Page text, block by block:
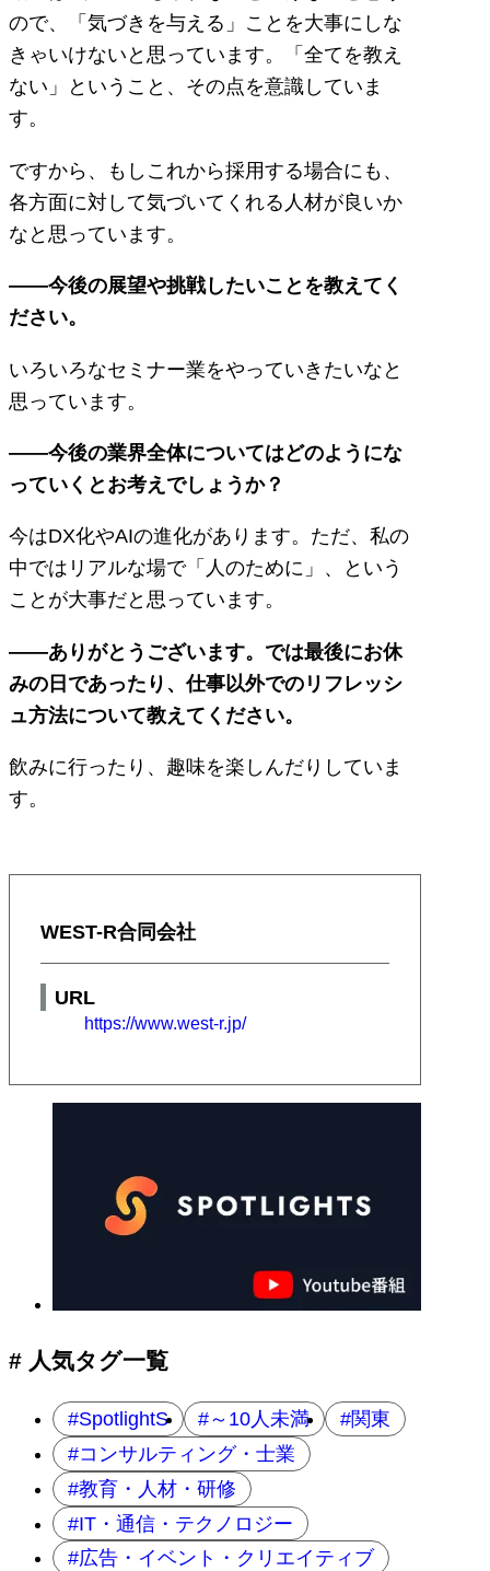
ので、「気づきを与える」ことを大事にしな
きゃいけないと思っています。「全てを教え
ない」ということ、その点を意識していま
す。
ですから、もしこれから採用する場合にも、
各方面に対して気づいてくれる人材が良いか
なと思っています。
――今後の展望や挑戦したいことを教えてく
ださい。
いろいろなセミナー業をやっていきたいなと
思っています。
――今後の業界全体についてはどのようにな
っていくとお考えでしょうか？
今はDX化やAIの進化があります。ただ、私の
中ではリアルな場で「人のために」、という
ことが大事だと思っています。
――ありがとうございます。では最後にお休
みの日であったり、仕事以外でのリフレッシ
ュ方法について教えてください。
飲みに行ったり、趣味を楽しんだりしていま
す。
WEST-R合同会社
URL
https://www.west-r.jp/
# 人気タグ一覧
SpotlightS ～10人未満
関東
コンサルティング・士業
教育・人材・研修
IT・通信・テクノロジー
広告・イベント・クリエイティブ